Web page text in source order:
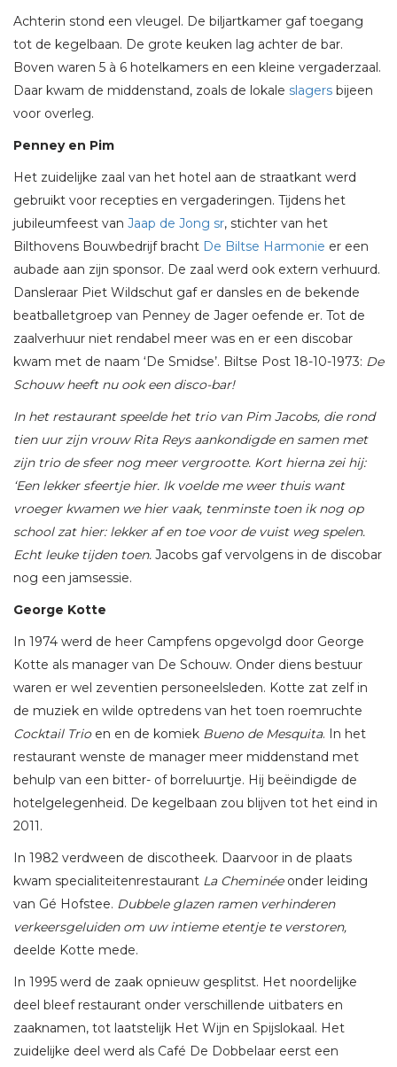
Achterin stond een vleugel. De biljartkamer gaf toegang
tot de kegelbaan. De grote keuken lag achter de bar.
Boven waren 5 à 6 hotelkamers en een kleine vergaderzaal.
Daar kwam de middenstand, zoals de lokale slagers bijeen
voor overleg.
Penney en Pim
Het zuidelijke zaal van het hotel aan de straatkant werd
gebruikt voor recepties en vergaderingen. Tijdens het
jubileumfeest van Jaap de Jong sr, stichter van het
Bilthovens Bouwbedrijf bracht De Biltse Harmonie er een
aubade aan zijn sponsor. De zaal werd ook extern verhuurd.
Dansleraar Piet Wildschut gaf er dansles en de bekende
beatballetgroep van Penney de Jager oefende er. Tot de
zaalverhuur niet rendabel meer was en er een discobar
kwam met de naam ‘De Smidse’. Biltse Post 18-10-1973: De
Schouw heeft nu ook een disco-bar!
In het restaurant speelde het trio van Pim Jacobs, die rond
tien uur zijn vrouw Rita Reys aankondigde en samen met
zijn trio de sfeer nog meer vergrootte. Kort hierna zei hij:
‘Een lekker sfeertje hier. Ik voelde me weer thuis want
vroeger kwamen we hier vaak, tenminste toen ik nog op
school zat hier: lekker af en toe voor de vuist weg spelen.
Echt leuke tijden toen. Jacobs gaf vervolgens in de discobar
nog een jamsessie.
George Kotte
In 1974 werd de heer Campfens opgevolgd door George
Kotte als manager van De Schouw. Onder diens bestuur
waren er wel zeventien personeelsleden. Kotte zat zelf in
de muziek en wilde optredens van het toen roemruchte
Cocktail Trioen en de komiek Bueno de Mesquita. In het
restaurant wenste de manager meer middenstand met
behulp van een bitter- of borreluurtje. Hij beëindigde de
hotelgelegenheid. De kegelbaan zou blijven tot het eind in
2011.
In 1982 verdween de discotheek. Daarvoor in de plaats
kwam specialiteitenrestaurant La Cheminéeonder leiding
van Gé Hofstee. Dubbele glazen ramen verhinderen
verkeersgeluiden om uw intieme etentje te verstoren,
deelde Kotte mede.
In 1995 werd de zaak opnieuw gesplitst. Het noordelijke
deel bleef restaurant onder verschillende uitbaters en
zaaknamen, tot laatstelijk Het Wijn en Spijslokaal. Het
zuidelijke deel werd als Café De Dobbelaar eerst een